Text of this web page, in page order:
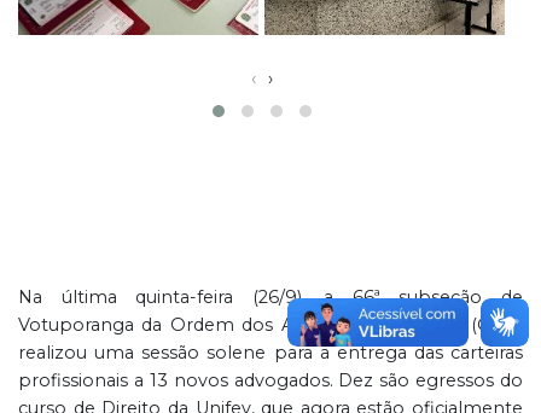
‹ ›
Na última quinta-feira (26/9), a 66ª subseção de
Votuporanga da Ordem dos Advogados do Brasil (OAB)
realizou uma sessão solene para a entrega das carteiras
profissionais a 13 novos advogados. Dez são egressos do
curso de Direito da Unifev, que agora estão oficialmente